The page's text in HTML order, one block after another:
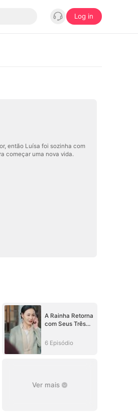
Log in
então Luísa foi sozinha com
começar uma nova vida.
A Rainha Retorna
com Seus Três
6 Episódio
Ver mais